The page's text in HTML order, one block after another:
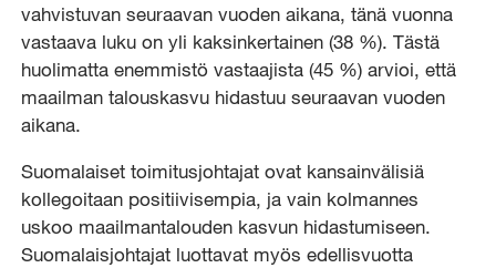
vahvistuvan seuraavan vuoden aikana, tänä vuonna
vastaava luku on yli kaksinkertainen (38 %). Tästä
huolimatta enemmistö vastaajista (45 %) arvioi, että
maailman talouskasvu hidastuu seuraavan vuoden
aikana.
Suomalaiset toimitusjohtajat ovat kansainvälisiä
kollegoitaan positiivisempia, ja vain kolmannes
uskoo maailmantalouden kasvun hidastumiseen.
Suomalaisjohtajat luottavat myös edellisvuotta